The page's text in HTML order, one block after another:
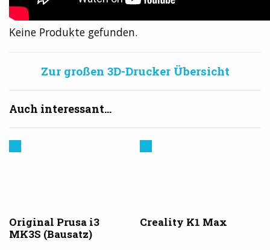
Keine Produkte gefunden.
Zur großen 3D-Drucker Übersicht
Auch interessant...
Original Prusa i3
MK3S (Bausatz)
Creality K1 Max